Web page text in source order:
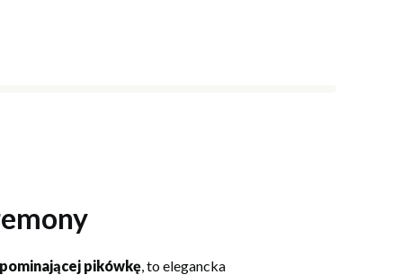
pikówkę, to elegancka